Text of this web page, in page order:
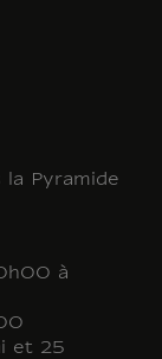
Pyramide
à
et 25